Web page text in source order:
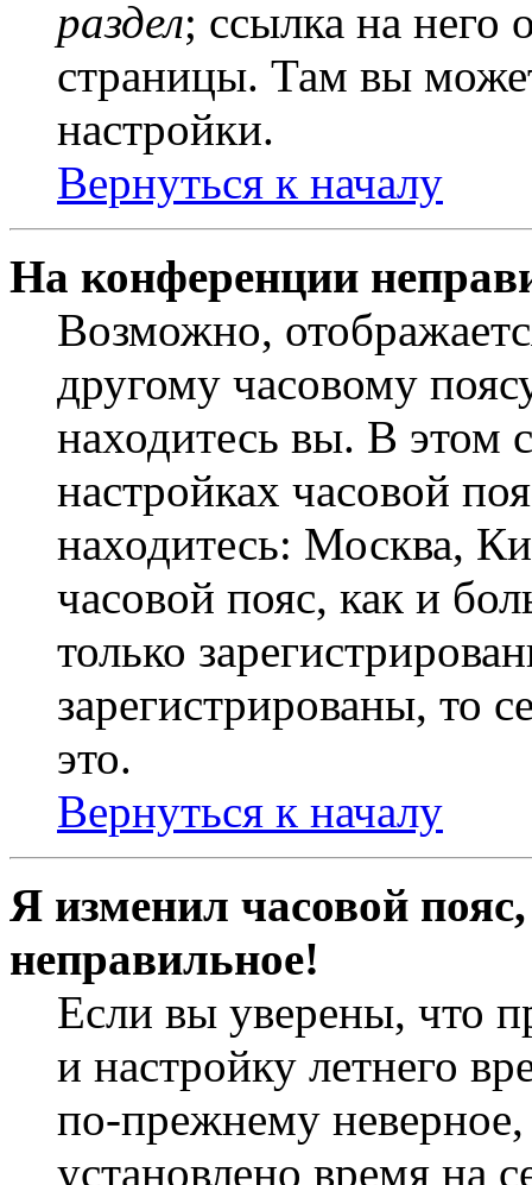
раздел; ссылка на него
страницы. Там вы
настройки.
Вернуться к началу
На конференции
Возможно,
другому часовому
находитесь вы. В этом
настройках часовой
находитесь: Москва,
часовой пояс, как и
только
зарегистрированы, то
это.
Вернуться к началу
Я изменил часовой
неправильное!
Если вы уверены, что
и настройку летнего
по-прежнему неверное,
установлено время на